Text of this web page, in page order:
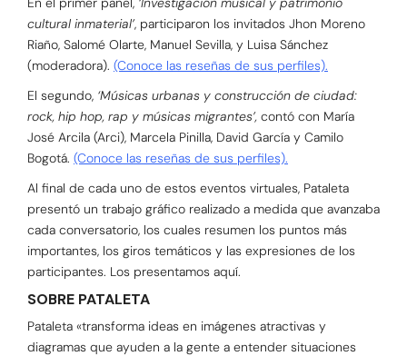
cultural inmaterial’, participaron los invitados Jhon Moreno
Riaño, Salomé Olarte, Manuel Sevilla, y Luisa Sánchez
(moderadora). (Conoce las reseñas de sus perfiles).
El segundo, ‘Músicas urbanas y construcción de ciudad:
rock, hip hop, rap y músicas migrantes’, contó con María
José Arcila (Arci), Marcela Pinilla, David García y Camilo
Bogotá. (Conoce las reseñas de sus perfiles).
Al final de cada uno de estos eventos virtuales, Pataleta
presentó un trabajo gráfico realizado a medida que avanzaba
cada conversatorio, los cuales resumen los puntos más
importantes, los giros temáticos y las expresiones de los
participantes. Los presentamos aquí.
SOBRE PATALETA
Pataleta «transforma ideas en imágenes atractivas y
diagramas que ayuden a la gente a entender situaciones